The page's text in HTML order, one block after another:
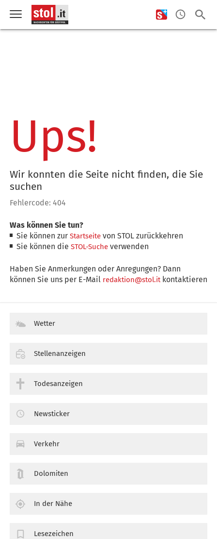
Ups!
Wir konnten die Seite nicht finden, die Sie
suchen
Fehlercode: 404
Was können Sie tun?
Sie können zurStartseite von STOL zurückkehren
Sie können dieSTOL-Suche verwenden
Haben Sie Anmerkungen oder Anregungen? Dann
können Sie uns per E-Mail redaktion@stol.itkontaktieren
Wetter
Stellenanzeigen
Todesanzeigen
Newsticker
Verkehr
Dolomiten
In der Nähe
Lesezeichen